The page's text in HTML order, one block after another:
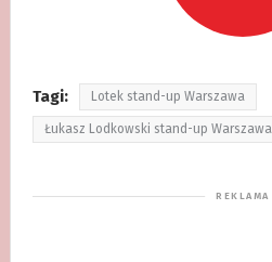
Tagi: Lotek stand-up Warszawa
Łukasz Lodkowski stand-up Warszawa